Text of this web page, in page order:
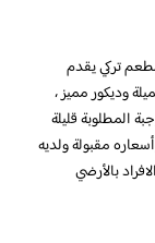
تركي يقدم
وديكور مميز ،
المطلوبة قليلة
مقبولة ولديه
بالأرضي